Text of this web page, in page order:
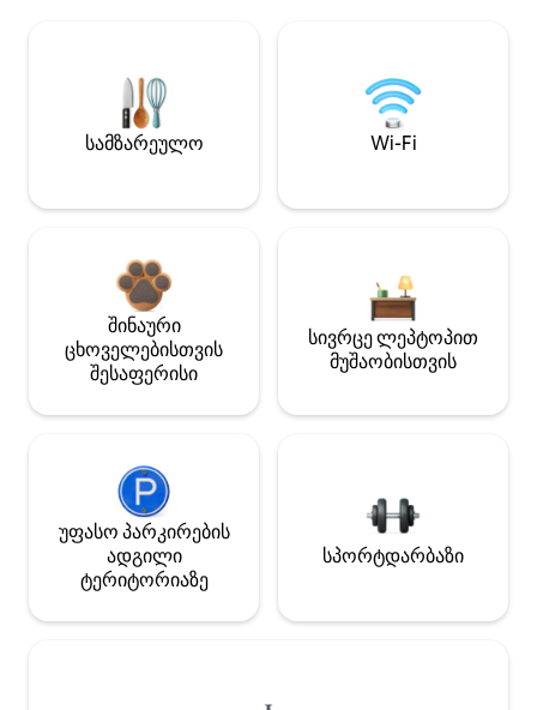
სამზარეულო Wi-Fi
შინაური
ცხოველებისთვის
შესაფერისი
სივრცე ლეპტოპით
მუშაობისთვის
უფასო პარკირების
ადგილი
ტერიტორიაზე
სპორტდარბაზი